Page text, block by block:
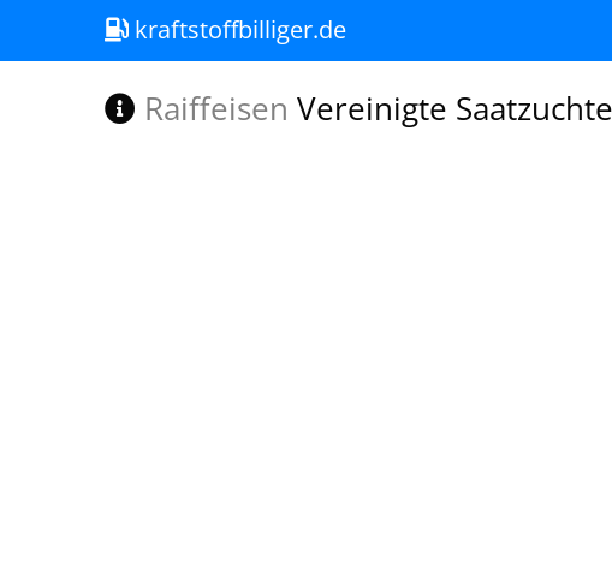
kraftstoffbilliger.de
Raiffeisen Vereinigte